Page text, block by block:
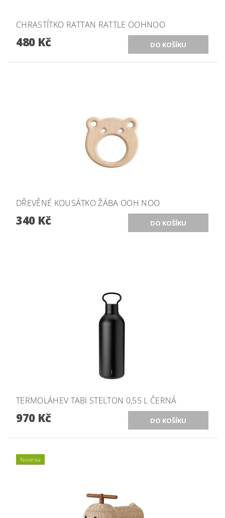
CHRASTÍTKO RATTAN RATTLE OOHNOO
480 Kč
DŘEVĚNÉ KOUSÁTKO ŽÁBA OOH NOO
340 Kč
TERMOLÁHEV TABI STELTON 0,55 L ČERNÁ
970 Kč
Novinka